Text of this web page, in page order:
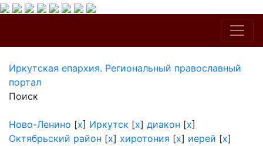
Иркутская епархия. Региональный православный
портал
Поиск
Ново-Ленино [x] Иркутск [x] диакон [x]
Октябрьский район [x] хиротония [x] иерей [x]